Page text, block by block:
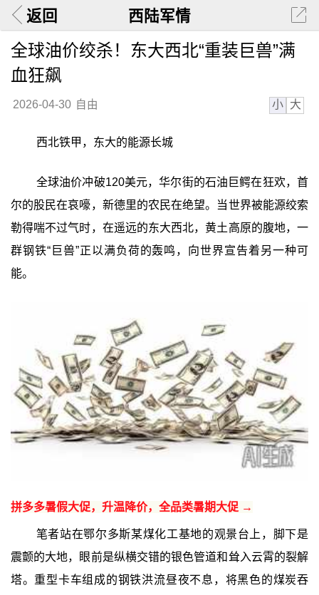
返回 西陆军情
全球油价绞杀！东大西北“重装巨兽”满
血狂飙
2026-04-30 自由 小 大
西北铁甲，东大的能源长城
全球油价冲破120美元，华尔街的石油巨鳄在狂欢，首
尔的股民在哀嚎，新德里的农民在绝望。当世界被能源绞索
勒得喘不过气时，在遥远的东大西北，黄土高原的腹地，一
群钢铁“巨兽”正以满负荷的轰鸣，向世界宣告着另一种可
能。
拼多多暑假大促，升温降价，全品类暑期大促 →
笔者站在鄂尔多斯某煤化工基地的观景台上，脚下是
震颤的大地，眼前是纵横交错的银色管道和耸入云霄的裂解
塔。重型卡车组成的钢铁洪流昼夜不息，将黑色的煤炭吞